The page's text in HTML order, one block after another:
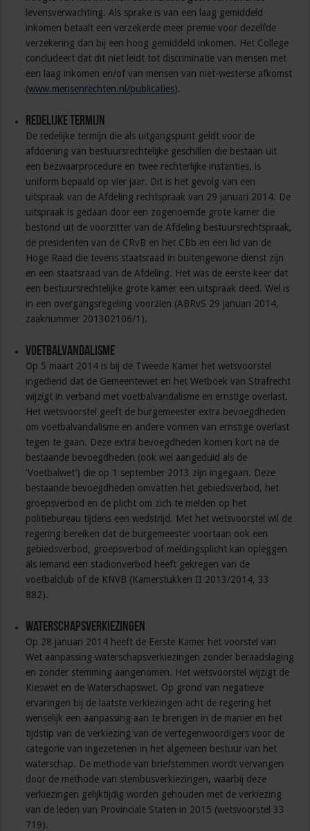
levensverwachting. Als sprake is van een laag gemiddeld
inkomen betaalt een verzekerde meer premie voor dezelfde
verzekering dan bij een hoog gemiddeld inkomen. Het College
concludeert dat dit niet leidt tot discriminatie van mensen met
een laag inkomen en/of van mensen van niet-westerse afkomst
(www.mensenrechten.nl/publicaties).
Redelijke termijn
De redelijke termijn die als uitgangspunt geldt voor de
afdoening van bestuursrechtelijke geschillen die bestaan uit
een bezwaarprocedure en twee rechterlijke instanties, is
uniform bepaald op vier jaar. Dit is het gevolg van een
uitspraak van de Afdeling rechtspraak van 29 januari 2014. De
uitspraak is gedaan door een zogenoemde grote kamer die
bestond uit de voorzitter van de Afdeling bestuursrechtspraak,
de presidenten van de CRvB en het CBb en een lid van de
Hoge Raad die tevens staatsraad in buitengewone dienst zijn
en een staatsraad van de Afdeling. Het was de eerste keer dat
een bestuursrechtelijke grote kamer een uitspraak deed. Wel is
in een overgangsregeling voorzien (ABRvS 29 januari 2014,
zaaknummer 201302106/1).
Voetbalvandalisme
Op 5 maart 2014 is bij de Tweede Kamer het wetsvoorstel
ingediend dat de Gemeentewet en het Wetboek van Strafrecht
wijzigt in verband met voetbalvandalisme en ernstige overlast.
Het wetsvoorstel geeft de burgemeester extra bevoegdheden
om voetbalvandalisme en andere vormen van ernstige overlast
tegen te gaan. Deze extra bevoegdheden komen kort na de
bestaande bevoegdheden (ook wel aangeduid als de
‘Voetbalwet’) die op 1 september 2013 zijn ingegaan. Deze
bestaande bevoegdheden omvatten het gebiedsverbod, het
groepsverbod en de plicht om zich te melden op het
politiebureau tijdens een wedstrijd. Met het wetsvoorstel wil de
regering bereiken dat de burgemeester voortaan ook een
gebiedsverbod, groepsverbod of meldingsplicht kan opleggen
als iemand een stadionverbod heeft gekregen van de
voetbalclub of de KNVB (Kamerstukken II 2013/2014, 33
882).
Waterschapsverkiezingen
Op 28 januari 2014 heeft de Eerste Kamer het voorstel van
Wet aanpassing waterschapsverkiezingen zonder beraadslaging
en zonder stemming aangenomen. Het wetsvoorstel wijzigt de
Kieswet en de Waterschapswet. Op grond van negatieve
ervaringen bij de laatste verkiezingen acht de regering het
wenselijk een aanpassing aan te brengen in de manier en het
tijdstip van de verkiezing van de vertegenwoordigers voor de
categorie van ingezetenen in het algemeen bestuur van het
waterschap. De methode van briefstemmen wordt vervangen
door de methode van stembusverkiezingen, waarbij deze
verkiezingen gelijktijdig worden gehouden met de verkiezing
van de leden van Provinciale Staten in 2015 (wetsvoorstel 33
719).